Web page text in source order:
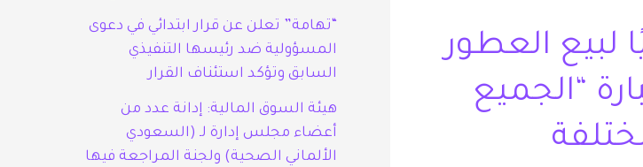
لبيع العطور
“الجميع
“تهامة” تعلن عن قرار ابتدائي في دعوى
المسؤولية ضد رئيسها التنفيذي
السابق وتؤكد استئناف القرار
هيئة السوق المالية: إدانة عدد من
أعضاء مجلس إدارة لـ (السعودي
الألماني الصحية) ولجنة المراجعة فيها